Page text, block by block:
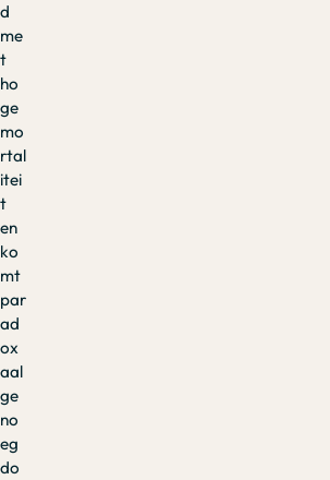
d
me
t
ho
ge
mo
rtal
itei
t
en
ko
mt
par
ad
ox
aal
ge
no
eg
do